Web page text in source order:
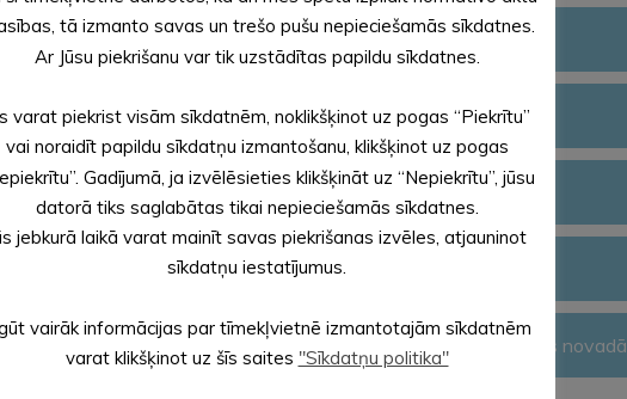
atvieglojumiem un izdevumu kompensācijas kārtību Alūksnes novadā
tā izmanto savas un trešo pušu nepieciešamās sīkdatnes.
Ar Jūsu piekrišanu var tik uzstādītas papildu sīkdatnes.
varat piekrist visām sīkdatnēm, noklikšķinot uz pogas “Piekrītu”
vai noraidīt papildu sīkdatņu izmantošanu, klikšķinot uz pogas
Gadījumā, ja izvēlēsieties klikšķināt uz “Nepiekrītu”, jūsu
datorā tiks saglabātas tikai nepieciešamās sīkdatnes.
jebkurā laikā varat mainīt savas piekrišanas izvēles, atjauninot
sīkdatņu iestatījumus.
vairāk informācijas par tīmekļvietnē izmantotajām sīkdatnēm
varat klikšķinot uz šīs saites "Sīkdatņu politika"